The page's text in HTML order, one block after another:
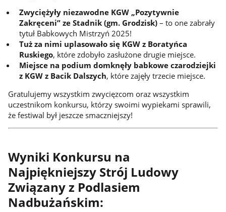
Zwyciężyły niezawodne KGW „Pozytywnie
Zakręceni” ze Stadnik (gm. Grodzisk)– to one zabrały
tytuł Babkowych Mistrzyń 2025!
Tuż za nimi uplasowało się KGW z Boratyńca
Ruskiego, które zdobyło zasłużone drugie miejsce.
Miejsce na podium domknęły babkowe czarodziejki
z KGW z Bacik Dalszych, które zajęły trzecie miejsce.
Gratulujemy wszystkim zwycięzcom oraz wszystkim
uczestnikom konkursu, którzy swoimi wypiekami sprawili,
że festiwal był jeszcze smaczniejszy!
Wyniki Konkursu na
Najpiękniejszy Strój Ludowy
Związany z Podlasiem
Nadbużańskim: